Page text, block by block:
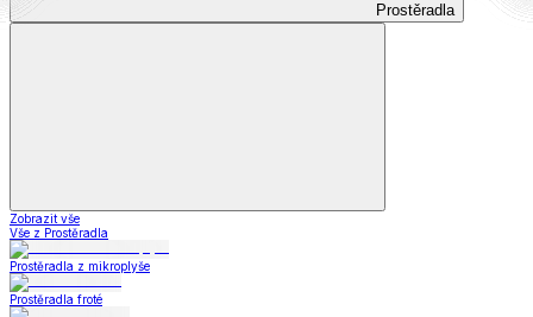
Prostěradla
Zobrazit vše
Vše z Prostěradla
Prostěradla z mikroplyše
Prostěradla froté